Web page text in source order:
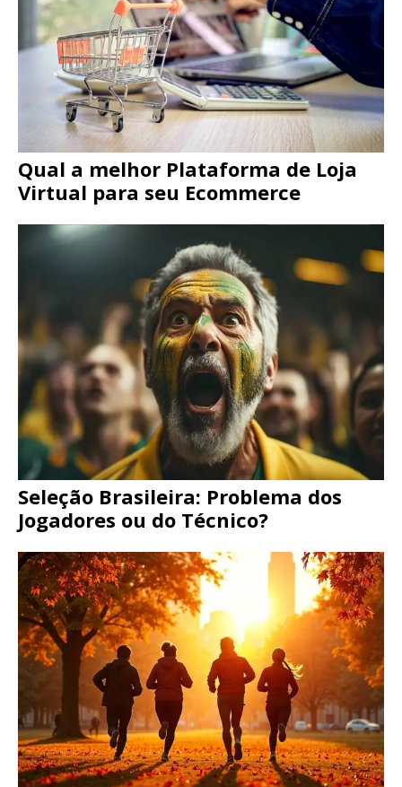
Qual a melhor Plataforma de Loja
Virtual para seu Ecommerce
Seleção Brasileira: Problema dos
Jogadores ou do Técnico?